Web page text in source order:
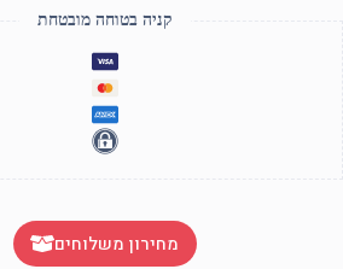
קניה בטוחה מובטחת
מחירון משלוחים